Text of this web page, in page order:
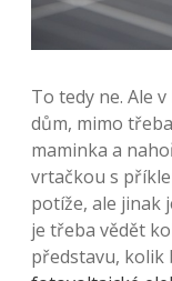
To tedy ne. Ale
dům, mimo
maminka a
vrtačkou s
potíže, ale jinak
je třeba vědět
představu, kolik